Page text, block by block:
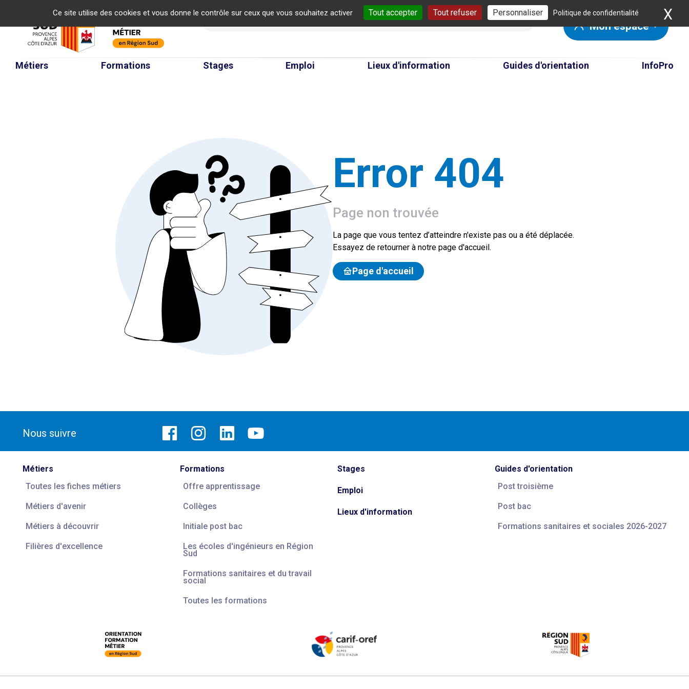
Ce site utilise des cookies et vous donne le contrôle sur ceux que vous souhaitez activer Tout accepter Tout refuser Personnaliser Politique de confidentialité X
Mon espace
Métiers Formations Stages Emploi Lieux d'information Guides d'orientation InfoPro
Error 404
Page non trouvée
La page que vous tentez d’atteindre n'existe pas ou a été déplacée.
Essayez de retourner à notre page d'accueil.
Page d'accueil
Nous suivre
Métiers
Toutes les fiches métiers
Métiers d'avenir
Métiers à découvrir
Filières d'excellence
Formations
Offre apprentissage
Collèges
Initiale post bac
Les écoles d'ingénieurs en Région
Sud
Formations sanitaires et du travail
social
Toutes les formations
Stages
Emploi
Lieux d'information
Guides d'orientation
Post troisième
Post bac
Formations sanitaires et sociales 2026-2027